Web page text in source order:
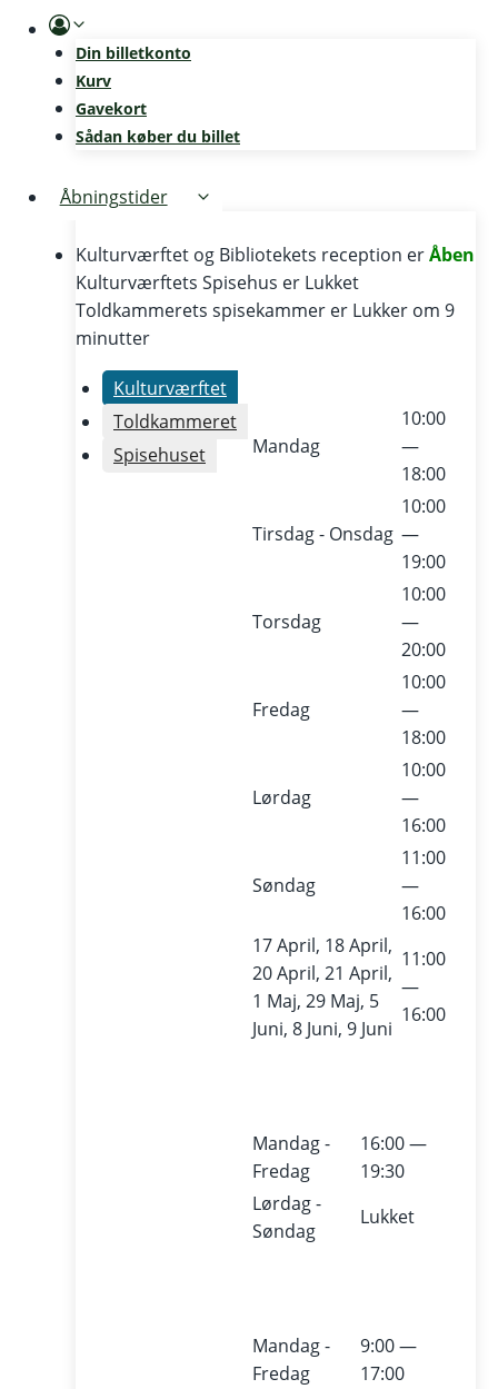
Din billetkonto
Kurv
Gavekort
Sådan køber du billet
Åbningstider
Kulturværftet og Bibliotekets reception erÅben
Kulturværftets Spisehus er Lukket
Toldkammerets spisekammer er Lukker om 9
minutter
Kulturværftet
Toldkammeret
Spisehuset
Mandag
10:00
—
18:00
Tirsdag - Onsdag
10:00
—
19:00
Torsdag
10:00
—
20:00
Fredag
10:00
—
18:00
Lørdag
10:00
—
16:00
Søndag
11:00
—
16:00
17 April, 18 April,
20 April, 21 April,
1 Maj, 29 Maj, 5
Juni, 8 Juni, 9 Juni
11:00
—
16:00
Mandag -
Fredag
16:00 —
19:30
Lørdag -
Søndag
Lukket
Mandag -
Fredag
9:00 —
17:00